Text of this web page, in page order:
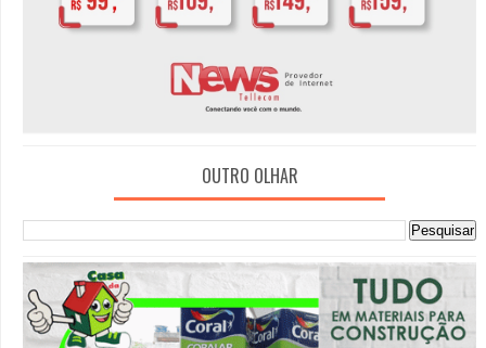
OUTRO OLHAR